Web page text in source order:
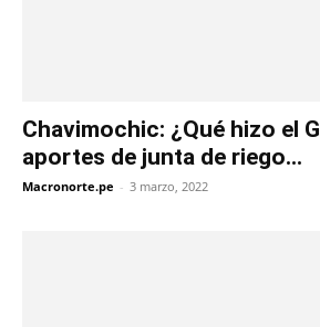
Chavimochic: ¿Qué hizo el
aportes de junta de riego...
Macronorte.pe - 3 marzo, 2022